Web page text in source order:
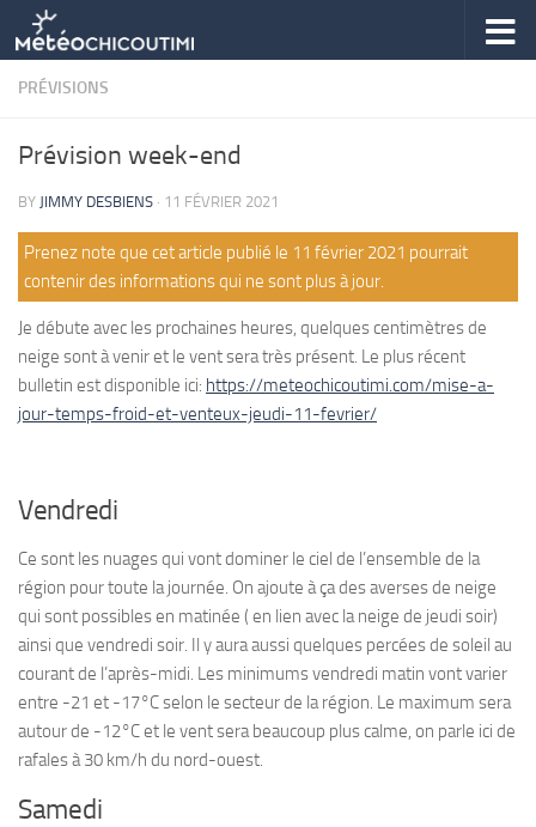
Skip to content
PRÉVISIONS
Prévision week-end
BY JIMMY DESBIENS · 11 FÉVRIER 2021
Prenez note que cet article publié le 11 février 2021 pourrait
contenir des informations qui ne sont plus à jour.
Je débute avec les prochaines heures, quelques centimètres de
neige sont à venir et le vent sera très présent. Le plus récent
bulletin est disponible ici: https://meteochicoutimi.com/mise-a-
jour-temps-froid-et-venteux-jeudi-11-fevrier/
Vendredi
Ce sont les nuages qui vont dominer le ciel de l’ensemble de la
région pour toute la journée. On ajoute à ça des averses de neige
qui sont possibles en matinée ( en lien avec la neige de jeudi soir)
ainsi que vendredi soir. Il y aura aussi quelques percées de soleil au
courant de l’après-midi. Les minimums vendredi matin vont varier
entre -21 et -17°C selon le secteur de la région. Le maximum sera
autour de -12°C et le vent sera beaucoup plus calme, on parle ici de
rafales à 30 km/h du nord-ouest.
Samedi